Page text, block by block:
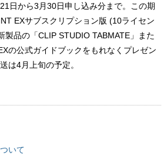
日から3月30日申し込み分まで。この期
EXサブスクリプション版 (10ライセン
製品の「CLIP STUDIO TABMATE」また
の公式ガイドブックをもれなくプレゼン
は4月上旬の予定。
いて